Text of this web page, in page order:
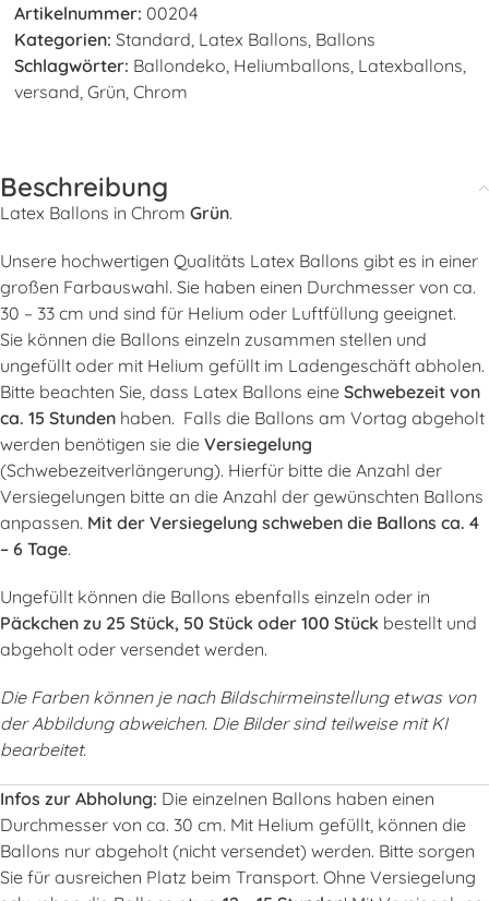
Artikelnummer: 00204
Kategorien: Standard Latex Ballons Ballons
Schlagwörter: Ballondeko Heliumballons Latexballons
versand Grün Chrom
Beschreibung
Latex Ballons in Chrom Grün.
Unsere hochwertigen Qualitäts Latex Ballons gibt es in einer
großen Farbauswahl. Sie haben einen Durchmesser von ca.
30 – 33 cm und sind für Helium oder Luftfüllung geeignet.
Sie können die Ballons einzeln zusammen stellen und
ungefüllt oder mit Helium gefüllt im Ladengeschäft abholen.
Bitte beachten Sie, dass Latex Ballons eine Schwebezeit von
ca. 15 Stunden haben. Falls die Ballons am Vortag abgeholt
werden benötigen sie die Versiegelung
(Schwebezeitverlängerung). Hierfür bitte die Anzahl der
Versiegelungen bitte an die Anzahl der gewünschten Ballons
anpassen. Mit der Versiegelung schweben die Ballons ca. 4
– 6 Tage.
Ungefüllt können die Ballons ebenfalls einzeln oder in
Päckchen zu 25 Stück, 50 Stück oder 100 Stück bestellt und
abgeholt oder versendet werden.
Die Farben können je nach Bildschirmeinstellung etwas von
der Abbildung abweichen. Die Bilder sind teilweise mit KI
bearbeitet.
Infos zur Abholung: Die einzelnen Ballons haben einen
Durchmesser von ca. 30 cm. Mit Helium gefüllt, können die
Ballons nur abgeholt (nicht versendet) werden. Bitte sorgen
Sie für ausreichen Platz beim Transport. Ohne Versiegelung